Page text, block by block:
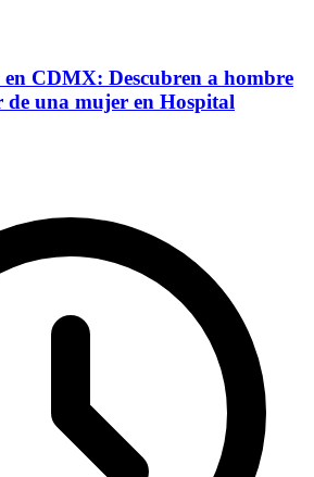
CDMX: Descubren a hombre
de una mujer en Hospital